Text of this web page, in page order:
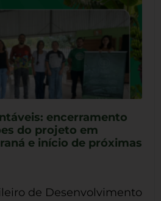
encerramento
do projeto em
e início de próximas
de Desenvolvimento